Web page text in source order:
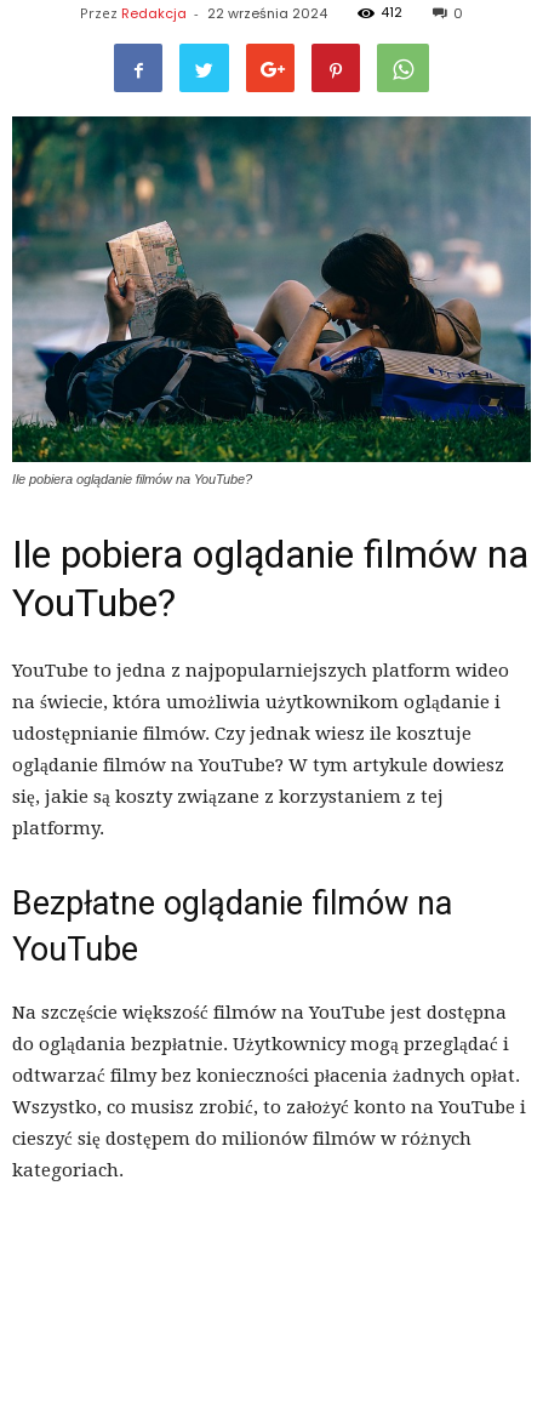
Przez Redakcja - 22 września 2024 412 0
Ile pobiera oglądanie filmów na YouTube?
Ile pobiera oglądanie filmów na
YouTube?
YouTube to jedna z najpopularniejszych platform wideo
na świecie, która umożliwia użytkownikom oglądanie i
udostępnianie filmów. Czy jednak wiesz ile kosztuje
oglądanie filmów na YouTube? W tym artykule dowiesz
się, jakie są koszty związane z korzystaniem z tej
platformy.
Bezpłatne oglądanie filmów na
YouTube
Na szczęście większość filmów na YouTube jest dostępna
do oglądania bezpłatnie. Użytkownicy mogą przeglądać i
odtwarzać filmy bez konieczności płacenia żadnych opłat.
Wszystko, co musisz zrobić, to założyć konto na YouTube i
cieszyć się dostępem do milionów filmów w różnych
kategoriach.